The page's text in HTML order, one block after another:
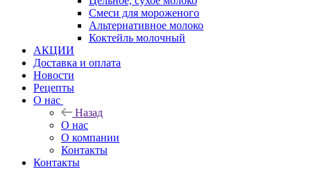
Смеси для мороженого
Альтернативное молоко
Коктейль молочный
АКЦИИ
Доставка и оплата
Новости
Рецепты
О нас
Назад
О нас
О компании
Контакты
Контакты